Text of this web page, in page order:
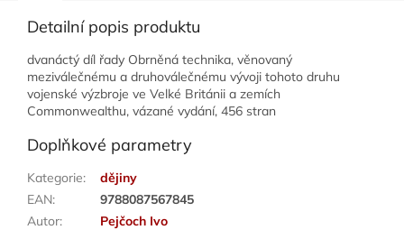
Detailní popis produktu
dvanáctý díl řady Obrněná technika, věnovaný
meziválečnému a druhoválečnému vývoji tohoto druhu
vojenské výzbroje ve Velké Británii a zemích
Commonwealthu, vázané vydání, 456 stran
Doplňkové parametry
Kategorie:
dějiny
EAN:
9788087567845
Autor:
Pejčoch Ivo